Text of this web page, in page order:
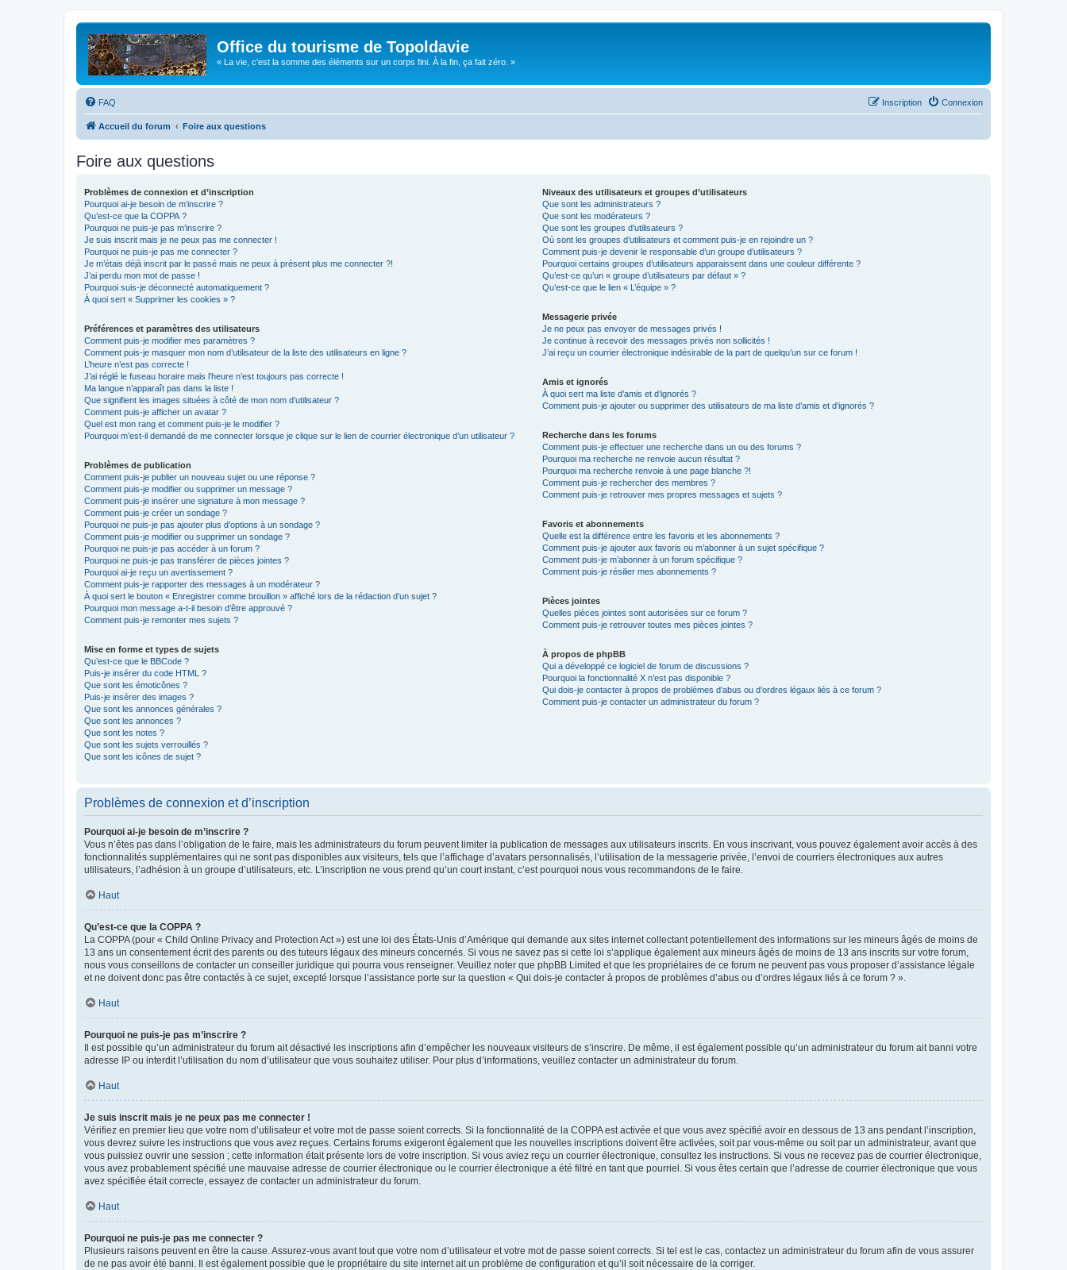
Office du tourisme de Topoldavie
« La vie, c'est la somme des éléments sur un corps fini. À la fin, ça fait zéro. »
FAQ Connexion
Inscription
Accueil du forum Foire aux questions
Foire aux questions
Problèmes de connexion et d’inscription
Pourquoi ai-je besoin de m’inscrire ?
Qu’est-ce que la COPPA ?
Pourquoi ne puis-je pas m’inscrire ?
Je suis inscrit mais je ne peux pas me connecter !
Pourquoi ne puis-je pas me connecter ?
Je m’étais déjà inscrit par le passé mais ne peux à présent plus me connecter ?!
J’ai perdu mon mot de passe !
Pourquoi suis-je déconnecté automatiquement ?
À quoi sert « Supprimer les cookies » ?
Préférences et paramètres des utilisateurs
Comment puis-je modifier mes paramètres ?
Comment puis-je masquer mon nom d’utilisateur de la liste des utilisateurs en ligne ?
L’heure n’est pas correcte !
J’ai réglé le fuseau horaire mais l’heure n’est toujours pas correcte !
Ma langue n’apparaît pas dans la liste !
Que signifient les images situées à côté de mon nom d’utilisateur ?
Comment puis-je afficher un avatar ?
Quel est mon rang et comment puis-je le modifier ?
Pourquoi m’est-il demandé de me connecter lorsque je clique sur le lien de courrier électronique d’un utilisateur ?
Problèmes de publication
Comment puis-je publier un nouveau sujet ou une réponse ?
Comment puis-je modifier ou supprimer un message ?
Comment puis-je insérer une signature à mon message ?
Comment puis-je créer un sondage ?
Pourquoi ne puis-je pas ajouter plus d’options à un sondage ?
Comment puis-je modifier ou supprimer un sondage ?
Pourquoi ne puis-je pas accéder à un forum ?
Pourquoi ne puis-je pas transférer de pièces jointes ?
Pourquoi ai-je reçu un avertissement ?
Comment puis-je rapporter des messages à un modérateur ?
À quoi sert le bouton « Enregistrer comme brouillon » affiché lors de la rédaction d’un sujet ?
Pourquoi mon message a-t-il besoin d’être approuvé ?
Comment puis-je remonter mes sujets ?
Mise en forme et types de sujets
Qu’est-ce que le BBCode ?
Puis-je insérer du code HTML ?
Que sont les émoticônes ?
Puis-je insérer des images ?
Que sont les annonces générales ?
Que sont les annonces ?
Que sont les notes ?
Que sont les sujets verrouillés ?
Que sont les icônes de sujet ?
Niveaux des utilisateurs et groupes d’utilisateurs
Que sont les administrateurs ?
Que sont les modérateurs ?
Que sont les groupes d’utilisateurs ?
Où sont les groupes d’utilisateurs et comment puis-je en rejoindre un ?
Comment puis-je devenir le responsable d’un groupe d’utilisateurs ?
Pourquoi certains groupes d’utilisateurs apparaissent dans une couleur différente ?
Qu’est-ce qu’un « groupe d’utilisateurs par défaut » ?
Qu’est-ce que le lien « L’équipe » ?
Messagerie privée
Je ne peux pas envoyer de messages privés !
Je continue à recevoir des messages privés non sollicités !
J’ai reçu un courrier électronique indésirable de la part de quelqu’un sur ce forum !
Amis et ignorés
À quoi sert ma liste d’amis et d’ignorés ?
Comment puis-je ajouter ou supprimer des utilisateurs de ma liste d’amis et d’ignorés ?
Recherche dans les forums
Comment puis-je effectuer une recherche dans un ou des forums ?
Pourquoi ma recherche ne renvoie aucun résultat ?
Pourquoi ma recherche renvoie à une page blanche ?!
Comment puis-je rechercher des membres ?
Comment puis-je retrouver mes propres messages et sujets ?
Favoris et abonnements
Quelle est la différence entre les favoris et les abonnements ?
Comment puis-je ajouter aux favoris ou m’abonner à un sujet spécifique ?
Comment puis-je m’abonner à un forum spécifique ?
Comment puis-je résilier mes abonnements ?
Pièces jointes
Quelles pièces jointes sont autorisées sur ce forum ?
Comment puis-je retrouver toutes mes pièces jointes ?
À propos de phpBB
Qui a développé ce logiciel de forum de discussions ?
Pourquoi la fonctionnalité X n’est pas disponible ?
Qui dois-je contacter à propos de problèmes d’abus ou d’ordres légaux liés à ce forum ?
Comment puis-je contacter un administrateur du forum ?
Problèmes de connexion et d’inscription
Pourquoi ai-je besoin de m’inscrire ?
Vous n’êtes pas dans l’obligation de le faire, mais les administrateurs du forum peuvent limiter la publication de messages aux utilisateurs inscrits. En vous inscrivant, vous pouvez également avoir accès à des
fonctionnalités supplémentaires qui ne sont pas disponibles aux visiteurs, tels que l’affichage d’avatars personnalisés, l’utilisation de la messagerie privée, l’envoi de courriers électroniques aux autres
utilisateurs, l’adhésion à un groupe d’utilisateurs, etc. L’inscription ne vous prend qu’un court instant, c’est pourquoi nous vous recommandons de le faire.
Haut
Qu’est-ce que la COPPA ?
La COPPA (pour « Child Online Privacy and Protection Act ») est une loi des États-Unis d’Amérique qui demande aux sites internet collectant potentiellement des informations sur les mineurs âgés de moins de
13 ans un consentement écrit des parents ou des tuteurs légaux des mineurs concernés. Si vous ne savez pas si cette loi s’applique également aux mineurs âgés de moins de 13 ans inscrits sur votre forum,
nous vous conseillons de contacter un conseiller juridique qui pourra vous renseigner. Veuillez noter que phpBB Limited et que les propriétaires de ce forum ne peuvent pas vous proposer d’assistance légale
et ne doivent donc pas être contactés à ce sujet, excepté lorsque l’assistance porte sur la question « Qui dois-je contacter à propos de problèmes d’abus ou d’ordres légaux liés à ce forum ? ».
Haut
Pourquoi ne puis-je pas m’inscrire ?
Il est possible qu’un administrateur du forum ait désactivé les inscriptions afin d’empêcher les nouveaux visiteurs de s’inscrire. De même, il est également possible qu’un administrateur du forum ait banni votre
adresse IP ou interdit l’utilisation du nom d’utilisateur que vous souhaitez utiliser. Pour plus d’informations, veuillez contacter un administrateur du forum.
Haut
Je suis inscrit mais je ne peux pas me connecter !
Vérifiez en premier lieu que votre nom d’utilisateur et votre mot de passe soient corrects. Si la fonctionnalité de la COPPA est activée et que vous avez spécifié avoir en dessous de 13 ans pendant l’inscription,
vous devrez suivre les instructions que vous avez reçues. Certains forums exigeront également que les nouvelles inscriptions doivent être activées, soit par vous-même ou soit par un administrateur, avant que
vous puissiez ouvrir une session ; cette information était présente lors de votre inscription. Si vous aviez reçu un courrier électronique, consultez les instructions. Si vous ne recevez pas de courrier électronique,
vous avez probablement spécifié une mauvaise adresse de courrier électronique ou le courrier électronique a été filtré en tant que pourriel. Si vous êtes certain que l’adresse de courrier électronique que vous
avez spécifiée était correcte, essayez de contacter un administrateur du forum.
Haut
Pourquoi ne puis-je pas me connecter ?
Plusieurs raisons peuvent en être la cause. Assurez-vous avant tout que votre nom d’utilisateur et votre mot de passe soient corrects. Si tel est le cas, contactez un administrateur du forum afin de vous assurer
de ne pas avoir été banni. Il est également possible que le propriétaire du site internet ait un problème de configuration et qu’il soit nécessaire de la corriger.